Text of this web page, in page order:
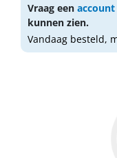
Vraag een account
kunnen zien.
Vandaag besteld,